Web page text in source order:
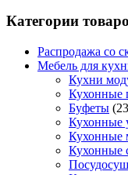
Категории
Распродажа со
Мебель для
Кухни
Кухонные
Буфеты
Кухонные
Кухонные
Кухонные